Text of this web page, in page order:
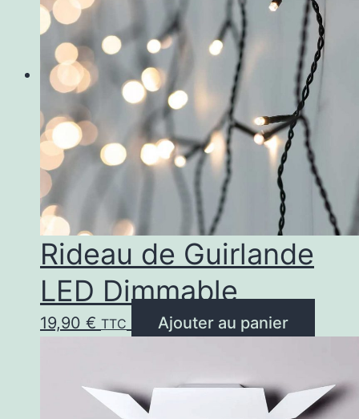
Rideau de Guirlande
LED Dimmable
19,90 € TTC Ajouter au panier